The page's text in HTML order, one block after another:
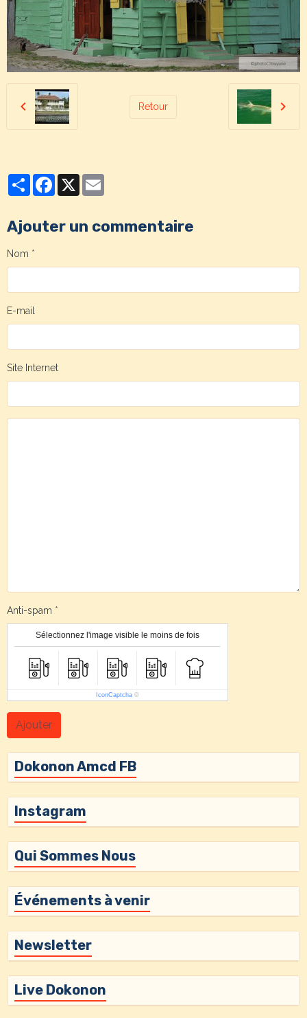
Retour
PartagerFacebook
X
Ajouter un commentaire
Nom
E-mail
Site Internet
Anti-spam
Sélectionnez l'image visible le moins de fois
IconCaptcha ©
Ajouter
Dokonon Amcd FB
Instagram
Qui Sommes Nous
Événements à venir
Newsletter
Live Dokonon